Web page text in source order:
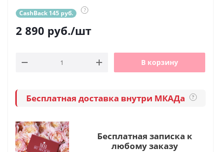
CashBack 145 руб. ?
2 890 руб./шт
В корзину
Бесплатная доставка внутри МКАДа ?
Бесплатная записка к
любому заказу